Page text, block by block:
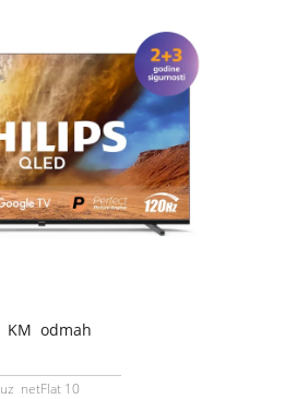
KM odmah
uz netFlat 10